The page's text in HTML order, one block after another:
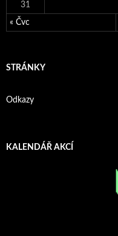
« Čvc
31
STRÁNKY
Odkazy
KALENDÁŘ AKCÍ